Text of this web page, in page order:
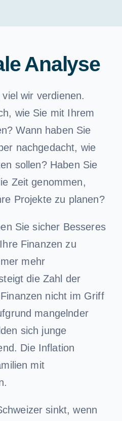
einen Rat
Analyse
wir verdienen.
wie Sie mit Ihrem
Wann haben Sie
nachgedacht, wie
sollen? Haben Sie
Zeit genommen,
Projekte zu planen?
Sie sicher Besseres
Finanzen zu
mehr
die Zahl der
nicht im Griff
mangelnder
sich junge
Die Inflation
mit
sinkt, wenn